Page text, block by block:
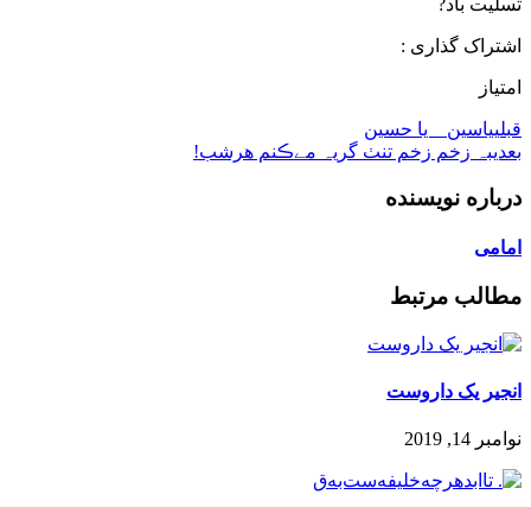
اشتراک گذاری :
امتیاز
قبلییاسین _ یا حسین
بعدیبہ زخم زخم تنٺ گریہ مےڪنم هرشب!
درباره نویسنده
امامی
مطالب مرتبط
انجیر یک داروست
نوامبر 14, 2019